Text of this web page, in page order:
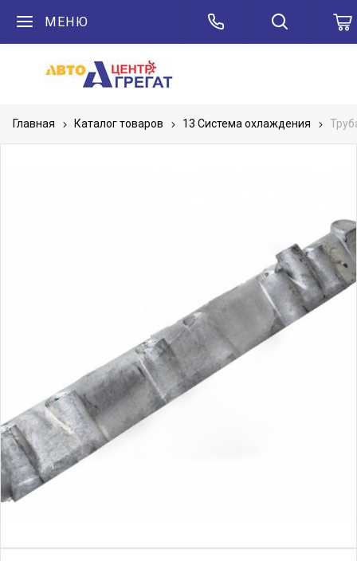
МЕНЮ
Главная Каталог товаров 13 Система охлаждения